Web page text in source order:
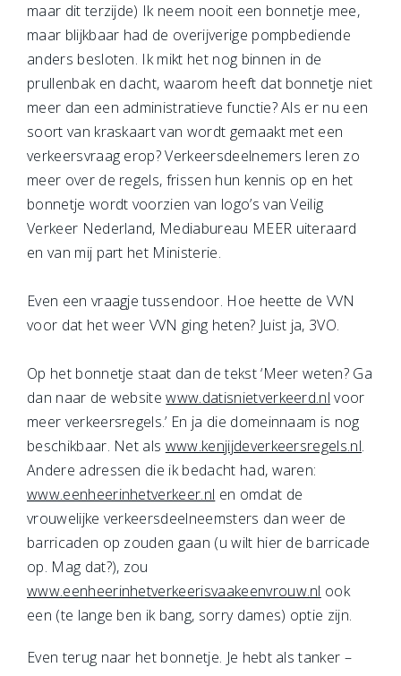
maar dit terzijde) Ik neem nooit een bonnetje mee,
maar blijkbaar had de overijverige pompbediende
anders besloten. Ik mikt het nog binnen in de
prullenbak en dacht, waarom heeft dat bonnetje niet
meer dan een administratieve functie? Als er nu een
soort van kraskaart van wordt gemaakt met een
verkeersvraag erop? Verkeersdeelnemers leren zo
meer over de regels, frissen hun kennis op en het
bonnetje wordt voorzien van logo’s van Veilig
Verkeer Nederland, Mediabureau MEER uiteraard
en van mij part het Ministerie.
Even een vraagje tussendoor. Hoe heette de VVN
voor dat het weer VVN ging heten? Juist ja, 3VO.
Op het bonnetje staat dan de tekst ‘Meer weten? Ga
dan naar de websitewww.datisnietverkeerd.nl voor
meer verkeersregels.’ En ja die domeinnaam is nog
beschikbaar. Net als www.kenjijdeverkeersregels.nl.
Andere adressen die ik bedacht had, waren:
www.eenheerinhetverkeer.nl en omdat de
vrouwelijke verkeersdeelneemsters dan weer de
barricaden op zouden gaan (u wilt hier de barricade
op. Mag dat?), zou
www.eenheerinhetverkeerisvaakeenvrouw.nl ook
een (te lange ben ik bang, sorry dames) optie zijn.
Even terug naar het bonnetje. Je hebt als tanker –